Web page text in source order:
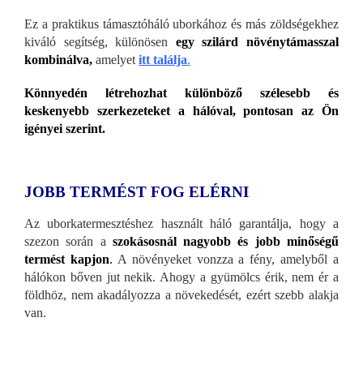
Ez a praktikus támasztóháló uborkához és más zöldségekhez
kiváló segítség, különösen egy szilárd növénytámasszal
kombinálva, amelyet itt találja.
Könnyedén létrehozhat különböző szélesebb és
keskenyebb szerkezeteket a hálóval, pontosan az Ön
igényei szerint.
JOBB TERMÉST FOG ELÉRNI
Az uborkatermesztéshez használt háló garantálja, hogy a
szezon során a szokásosnál nagyobb és jobb minőségű
termést kapjon. A növényeket vonzza a fény, amelyből a
hálókon bőven jut nekik. Ahogy a gyümölcs érik, nem ér a
földhöz, nem akadályozza a növekedését, ezért szebb alakja
van.